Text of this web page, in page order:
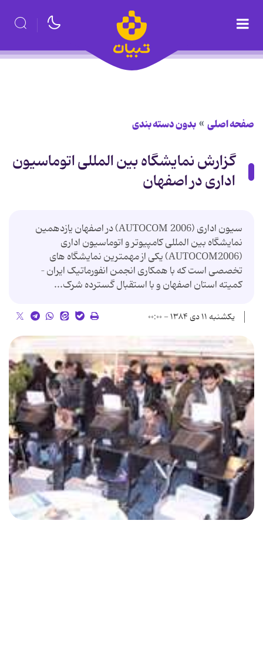
صفحه اصلی بدون دسته بندی
گزارش نمایشگاه بین المللی اتوماسیون
اداری در اصفهان
سیون اداری (AUTOCOM 2006) در اصفهان یازدهمین
نمایشگاه بین المللی کامپیوتر و اتوماسیون اداری
(AUTOCOM2006) یکی از مهمترین نمایشگاه های
تخصصی است که با همکاری انجمن انفورماتیک ایران –
کمیته استان اصفهان و با استقبال گسترده شرک...
یکشنبه ۱۱ دی ۱۳۸۴ - ۰۰:۰۰